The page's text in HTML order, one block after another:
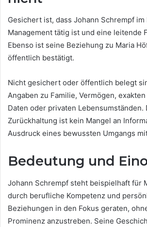
Gesichert ist, dass Johann Schrempf
Management tätig ist und eine leitende
Ebenso ist seine Beziehung zu Maria
öffentlich bestätigt.
Nicht gesichert oder öffentlich belegt
Angaben zu Familie, Vermögen,
Daten oder privaten Lebensumständen.
Zurückhaltung ist kein Mangel an
Ausdruck eines bewussten Umgangs
Bedeutung und
Johann Schrempf steht beispielhaft für
durch berufliche Kompetenz und
Beziehungen in den Fokus geraten,
Prominenz anzustreben. Seine